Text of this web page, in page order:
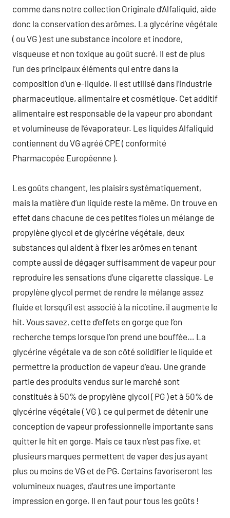
comme dans notre collection Originale d’Alfaliquid, aide
donc la conservation des arômes. La glycérine végétale
( ou VG ) est une substance incolore et inodore,
visqueuse et non toxique au goût sucré. Il est de plus
l’un des principaux éléments qui entre dans la
composition d’un e-liquide. Il est utilisé dans l’industrie
pharmaceutique, alimentaire et cosmétique. Cet additif
alimentaire est responsable de la vapeur pro abondant
et volumineuse de l’évaporateur. Les liquides Alfaliquid
contiennent du VG agréé CPE ( conformité
Pharmacopée Européenne ).
Les goûts changent, les plaisirs systématiquement,
mais la matière d’un liquide reste la même. On trouve en
effet dans chacune de ces petites fioles un mélange de
propylène glycol et de glycérine végétale, deux
substances qui aident à fixer les arômes en tenant
compte aussi de dégager suffisamment de vapeur pour
reproduire les sensations d’une cigarette classique. Le
propylène glycol permet de rendre le mélange assez
fluide et lorsqu’il est associé à la nicotine, il augmente le
hit. Vous savez, cette d’effets en gorge que l’on
recherche temps lorsque l’on prend une bouffée… La
glycérine végétale va de son côté solidifier le liquide et
permettre la production de vapeur d’eau. Une grande
partie des produits vendus sur le marché sont
constitués à 50% de propylène glycol ( PG ) et à 50% de
glycérine végétale ( VG ), ce qui permet de détenir une
conception de vapeur professionnelle importante sans
quitter le hit en gorge. Mais ce taux n’est pas fixe, et
plusieurs marques permettent de vaper des jus ayant
plus ou moins de VG et de PG. Certains favoriseront les
volumineux nuages, d’autres une importante
impression en gorge. Il en faut pour tous les goûts !